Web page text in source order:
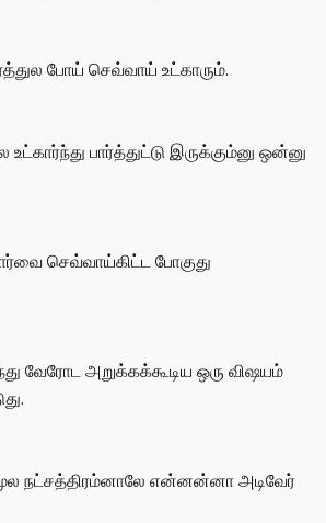
போய் செவ்வாய் உட்காரும்.
பார்த்துட்டு இருக்கும்னு ஒன்னு
செவ்வாய்கிட்ட போகுது
வேரோட அறுக்கக்கூடிய ஒரு விஷயம்
நட்சத்திரம்னாலே என்னன்னா அடிவேர்